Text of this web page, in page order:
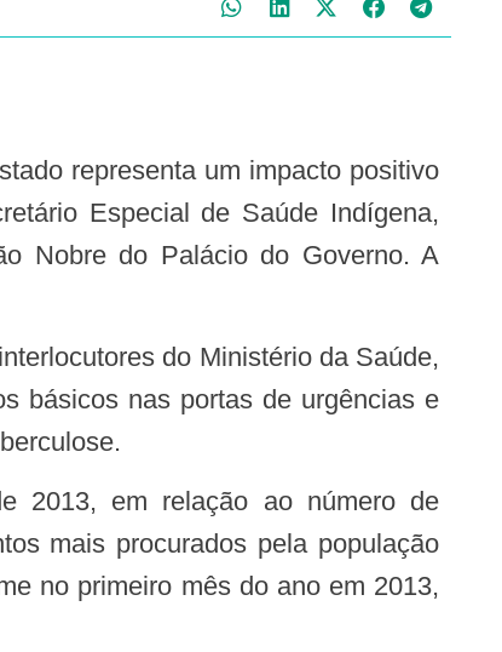
Especial de Saúde Indígena,
Nobre do Palácio do Governo. A
básicos nas portas de urgências e
mais procurados pela população
no primeiro mês do ano em 2013,